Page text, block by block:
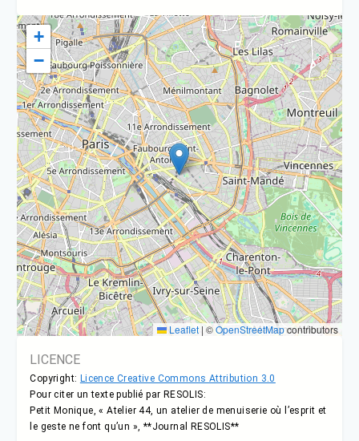
+
−
Leaflet | ©OpenStreetMapcontributors
LICENCE
Copyright: Licence Creative Commons Attribution 3.0
Pour citer un texte publié par RESOLIS:
Petit Monique, « Atelier 44, un atelier de menuiserie où l’esprit et
le geste ne font qu’un », **Journal RESOLIS**